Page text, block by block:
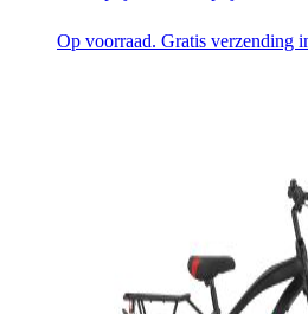
Op voorraad. Gratis verzending